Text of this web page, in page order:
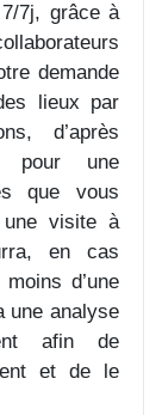
7j, grâce à
demande
lieux par
d’après
pour une
que vous
visite à
en cas
d’une
une analyse
afin de
et de le